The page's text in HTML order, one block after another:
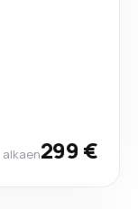
alkaen299 €